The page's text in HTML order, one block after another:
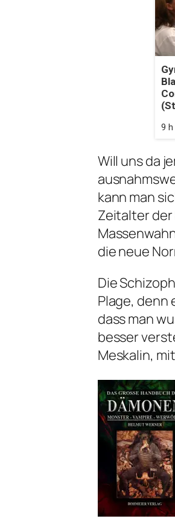
9
Will uns da
kann man
Zeitalter der
die neue
Die
Plage, denn
dass man
besser
Meskalin,